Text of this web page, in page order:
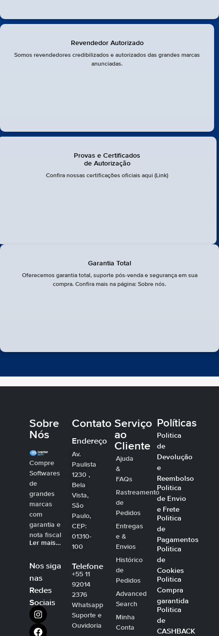
Revendedor Autorizado
Somos revendedores credibilizados e autorizados das grandes marcas
anunciadas.
Provas e Certificados
de Autorização
Confira nossas certificações oficiais aqui (Link)
Garantia Total
Oferecemos garantia total, suporte pós-venda e segurança em sua
compra. Confira mais na página: Sobre nós.
Sobre
Nós
Compre
Softwares
de
grandes
marcas
com
garantia e
nota fiscal
Ler mais…
Nos siga
nas
Redes
Sociais
Contato
Endereço
Av.
Paulista
1230 ,
Bela
Vista,
São
Paulo,
CEP:
01310-
100
Telefone
+55 11
92014
2376
Whatsapp
Suporte e
Ouvidoria
Serviço
ao
Cliente
Ajuda
&
FAQs
Rastreamento
de
Pedidos
Entregas
e &
Envios
Histórico
de
Pedidos
Advanced
Search
Minha
Conta
Políticas
Politica
de
Devolução
e
Reembolso
Politica
de Envio
e Frete
Politica
de
Pagamentos
Politica
de
Cookies
Politica
Compra
garantida
Politica
de
CASHBACK